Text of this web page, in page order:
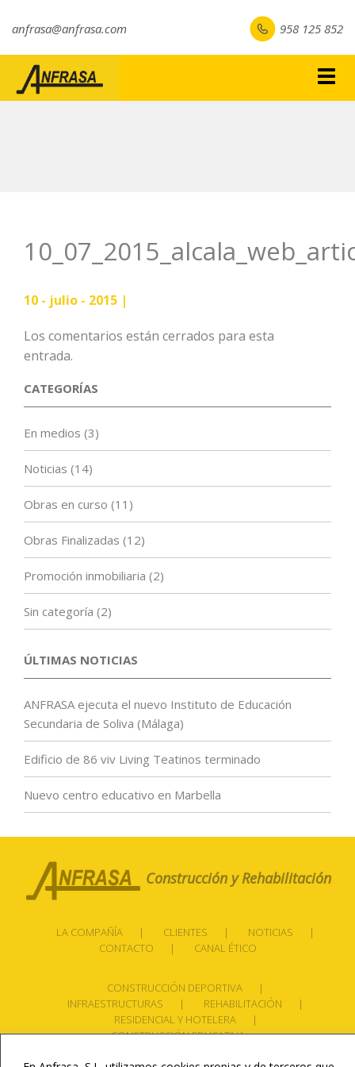
anfrasa@anfrasa.com 958 125 852
10 - julio - 2015 |
Los comentarios están cerrados para esta
entrada.
CATEGORÍAS
En medios (3)
Noticias (14)
Obras en curso (11)
Obras Finalizadas (12)
Promoción inmobiliaria (2)
Sin categoría (2)
ÚLTIMAS NOTICIAS
ANFRASA ejecuta el nuevo Instituto de Educación
Secundaria de Soliva (Málaga)
Edificio de 86 viv Living Teatinos terminado
Nuevo centro educativo en Marbella
Construcción y Rehabilitación
LA COMPAÑÍA CLIENTES
NOTICIAS
CONTACTO
CANAL ÉTICO
CONSTRUCCIÓN DEPORTIVA
INFRAESTRUCTURAS
REHABILITACIÓN
RESIDENCIAL Y HOTELERA
CONSTRUCCIÓN EDUCATIVA